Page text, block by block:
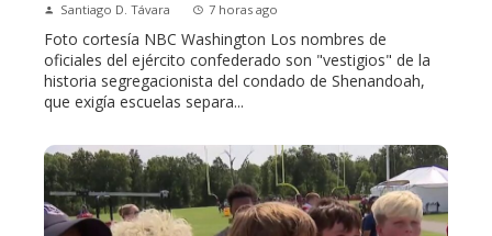
Santiago D. Távara 7 horas ago
Foto cortesía NBC Washington Los nombres de
oficiales del ejército confederado son "vestigios" de la
historia segregacionista del condado de Shenandoah,
que exigía escuelas separa...